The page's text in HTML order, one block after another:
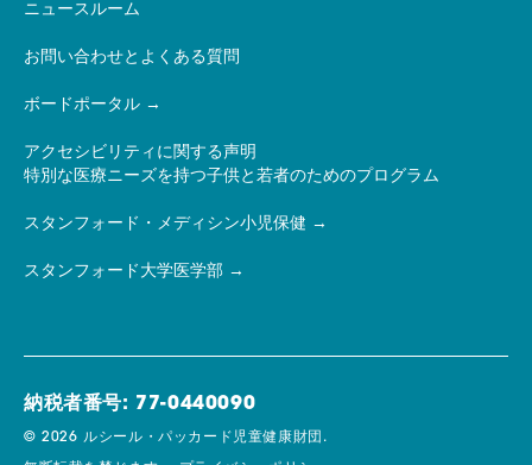
ニュースルーム
お問い合わせとよくある質問
ボードポータル
アクセシビリティに関する声明
特別な医療ニーズを持つ子供と若者のためのプログラム
スタンフォード・メディシン小児保健
スタンフォード大学医学部
納税者番号: 77-0440090
© 2026 ルシール・パッカード児童健康財団.